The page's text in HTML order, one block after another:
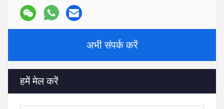
अभी संपर्क करें
हमें मेल करें